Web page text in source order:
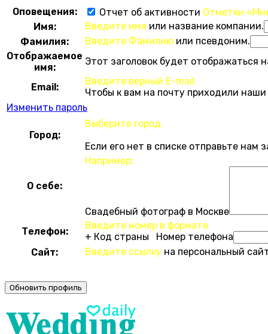
Оповещения: Отчет об активности Отметки
Имя:
Введите имя или название компании.
Фамилия:
Введите Фамилию или псевдоним.
Отображаемое
имя:
Этот заголовок будет отображаться
Email:
Введите верный E-mail.
Чтобы к вам на почту приходили
Изменить пароль
Город:
Выберите город.
Если его нет в списке отправьте нам
О себе:
Например:
Свадебный фотограф в Москве
Телефон:
Введите номер в формате
+ Код страны Номер телефона
Сайт:
Введите ссылку на персональный